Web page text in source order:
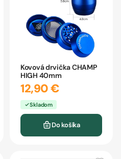
Kovová drvička CHAMP
HIGH 40mm
12,90 €
Skladom
Do košíka